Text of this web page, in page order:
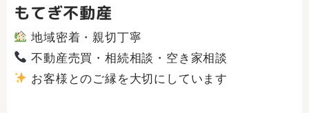
もてぎ不動産
地域密着・親切丁寧
不動産売買・相続相談・空き家相談
お客様とのご縁を大切にしています